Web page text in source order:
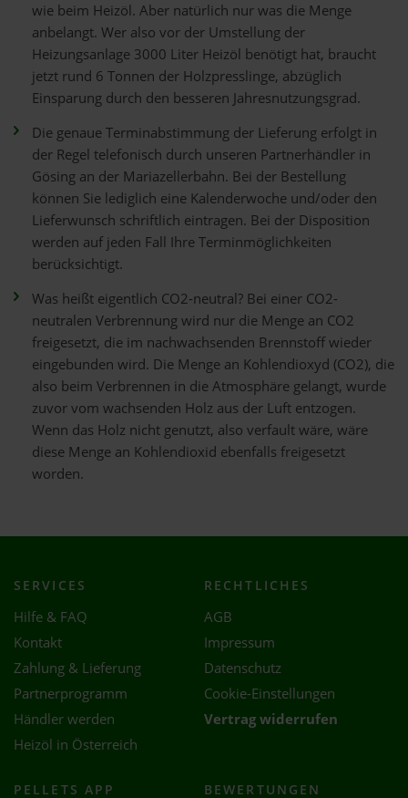
wie beim Heizöl. Aber natürlich nur was die Menge
anbelangt. Wer also vor der Umstellung der
Heizungsanlage 3000 Liter Heizöl benötigt hat, braucht
jetzt rund 6 Tonnen der Holzpresslinge, abzüglich
Einsparung durch den besseren Jahresnutzungsgrad.
Die genaue Terminabstimmung der Lieferung erfolgt in
der Regel telefonisch durch unseren Partnerhändler in
Gösing an der Mariazellerbahn. Bei der Bestellung
können Sie lediglich eine Kalenderwoche und/oder den
Lieferwunsch schriftlich eintragen. Bei der Disposition
werden auf jeden Fall Ihre Terminmöglichkeiten
berücksichtigt.
Was heißt eigentlich CO2-neutral? Bei einer CO2-
neutralen Verbrennung wird nur die Menge an CO2
freigesetzt, die im nachwachsenden Brennstoff wieder
eingebunden wird. Die Menge an Kohlendioxyd (CO2), die
also beim Verbrennen in die Atmosphäre gelangt, wurde
zuvor vom wachsenden Holz aus der Luft entzogen.
Wenn das Holz nicht genutzt, also verfault wäre, wäre
diese Menge an Kohlendioxid ebenfalls freigesetzt
worden.
SERVICES
Hilfe & FAQ
Kontakt
Zahlung & Lieferung
Partnerprogramm
Händler werden
Heizöl in Österreich
RECHTLICHES
AGB
Impressum
Datenschutz
Cookie-Einstellungen
Vertrag widerrufen
PELLETS APP BEWERTUNGEN